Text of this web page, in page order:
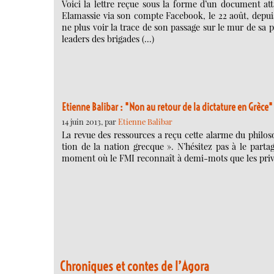
Voici la lettre reçue sous la forme d’un document
Elamassie via son compte Facebook, le 22 août,
ne plus voir la trace de son passage sur le mur de sa
leaders des brigades (…)
Etienne Balibar : "Non au retour de la dic­ta­ture en Grèce"
14 juin 2013, parEtienne Balibar
La revue des ressources a reçu cette alarme du
tion de la nation grecque ». N’hésitez pas à le
moment où le FMI recon­naît à demi-mots que les
Chroniques et contes de l’Agora